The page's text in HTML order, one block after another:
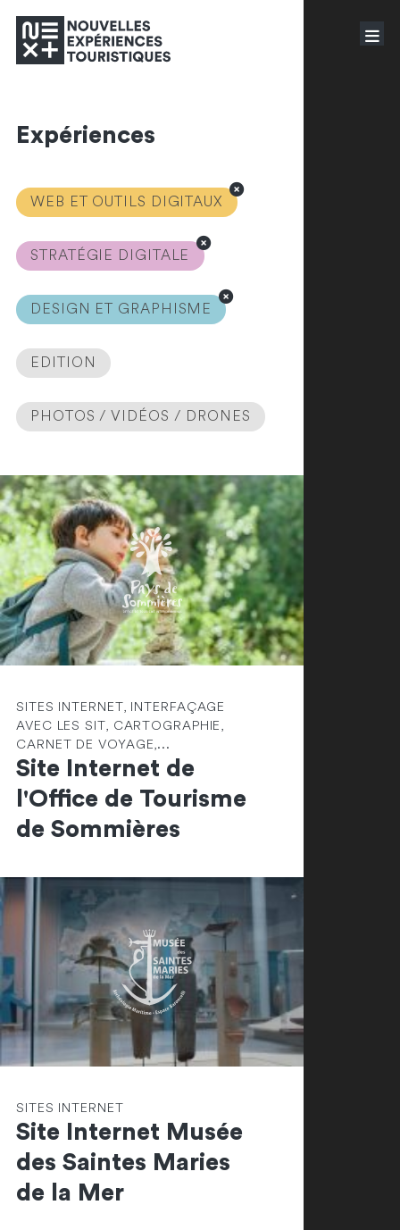
Expériences
WEB ET OUTILS DIGITAUX
STRATÉGIE DIGITALE
DESIGN ET GRAPHISME
EDITION
PHOTOS / VIDÉOS / DRONES
SITES INTERNET, INTERFAÇAGE
AVEC LES SIT, CARTOGRAPHIE,
CARNET DE VOYAGE,...
Site Internet de
l'Office de Tourisme
de Sommières
SITES INTERNET
Site Internet Musée
des Saintes Maries
de la Mer